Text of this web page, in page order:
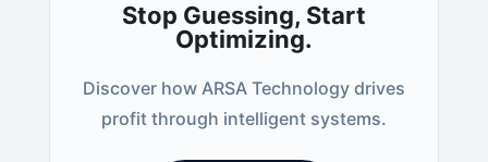
Stop Guessing, Start
Optimizing.
Discover how ARSA Technology drives
profit through intelligent systems.